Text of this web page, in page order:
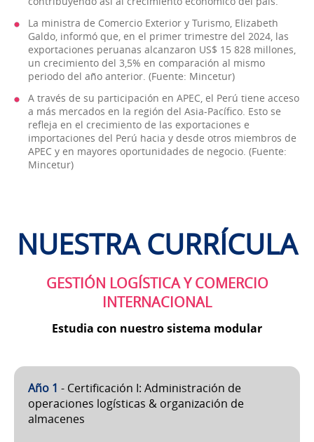
La ministra de Comercio Exterior y Turismo, Elizabeth
Galdo, informó que, en el primer trimestre del 2024, las
exportaciones peruanas alcanzaron US$ 15 828 millones,
un crecimiento del 3,5% en comparación al mismo
periodo del año anterior. (Fuente: Mincetur)
A través de su participación en APEC, el Perú tiene acceso
a más mercados en la región del Asia-Pacífico. Esto se
refleja en el crecimiento de las exportaciones e
importaciones del Perú hacia y desde otros miembros de
APEC y en mayores oportunidades de negocio. (Fuente:
Mincetur)
NUESTRA CURRÍCULA
GESTIÓN LOGÍSTICA Y COMERCIO
INTERNACIONAL
Estudia con nuestro sistema modular
Año 1 - Certificación I: Administración de
operaciones logísticas & organización de
almacenes